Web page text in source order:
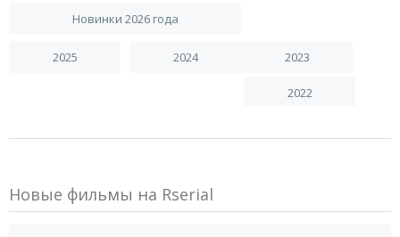
Новинки 2026 года
2025 2024 2023
2022
Новые фильмы на Rserial